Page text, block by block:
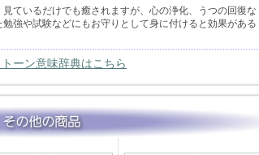
ているだけでも癒されますが、心の浄化、うつの回復な
強や試験などにもお守りとして身に付けると効果がある
ーン意味辞典はこちら